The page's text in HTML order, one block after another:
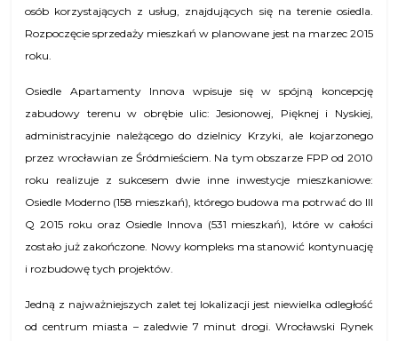
osób korzystających z usług, znajdujących się na terenie osiedla.
Rozpoczęcie sprzedaży mieszkań w planowane jest na marzec 2015
roku.
Osiedle Apartamenty Innova wpisuje się w spójną koncepcję
zabudowy terenu w obrębie ulic: Jesionowej, Pięknej i Nyskiej,
administracyjnie należącego do dzielnicy Krzyki, ale kojarzonego
przez wrocławian ze Śródmieściem. Na tym obszarze FPP od 2010
roku realizuje z sukcesem dwie inne inwestycje mieszkaniowe:
Osiedle Moderno (158 mieszkań), którego budowa ma potrwać do III
Q 2015 roku oraz Osiedle Innova (531 mieszkań), które w całości
zostało już zakończone. Nowy kompleks ma stanowić kontynuację
i rozbudowę tych projektów.
Jedną z najważniejszych zalet tej lokalizacji jest niewielka odległość
od centrum miasta – zaledwie 7 minut drogi. Wrocławski Rynek